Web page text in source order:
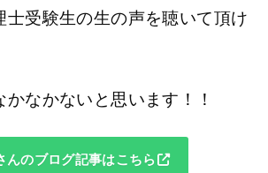
士受験生の生の声を聴いて頂け
かなかないと思います！！
んのブログ記事はこちら